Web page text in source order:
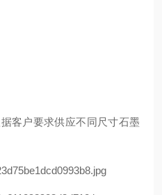
客户要求供应不同尺寸石墨